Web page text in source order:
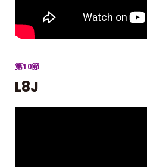
第10節
L8J